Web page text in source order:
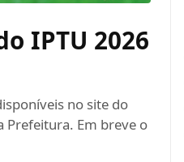
IPTU 2026
no site do
Em breve o